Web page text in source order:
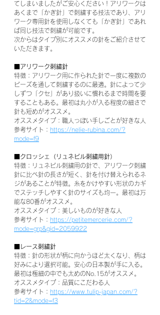
てしまいましたがご安心ください！アリワークは
あくまで「かぎ針」で刺繍する技法であり、アリ
ワーク専用針を使用しなくても「かぎ針」であれ
ば同じ技法で刺繍が可能です。
次からはタイプ別にオススメの針をご紹介させて
いただきます。
■アリワーク刺繍針
特徴：アリワーク用に作られた針で一度に複数の
ビーズを通して刺繍するのに最適。針によって少
しずつ「クセ」があり扱いに慣れるまで時間を要
することもある。最初は丸小が入る程度の細さで
針も短めがオススメ。
オススメタイプ：職人っぽい手しごとが好きな人
参考サイト： https://nelie-rubina.com/?
mode=f9
■クロッシェ（リュネビル刺繍用針）
特徴：リュネビル刺繍用の針で、アリワーク刺繍
針に比べ針の長さが短く、針を付け替えられるネ
ジがあることが特徴。糸をかけやすい形状のカギ
でステッチしやすく針のサイズも均一。最初は万
能な80番がオススメ。
オススメタイプ：美しいものが好きな人
参考サイト： https://petitemercerie.com/?
mode=grp&gid=2059922
■レース刺繍針
特徴：針の形状が柄に向かうほど太くなり、柄は
好みにより選択可能。安心の日本製が手に入る。
最初は極細の中でも太めのNo.15がオススメ。
オススメタイプ：品質にこだわる人
参考サイト： https://www.tulip-japan.com/?
tid=2&mode=f3